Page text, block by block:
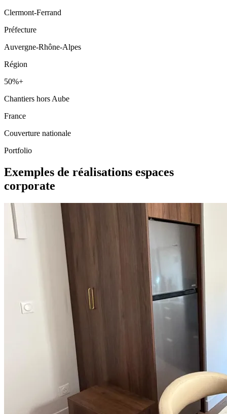
Clermont-Ferrand
Préfecture
Auvergne-Rhône-Alpes
Région
50%+
Chantiers hors Aube
France
Couverture nationale
Portfolio
Exemples de réalisations espaces
corporate